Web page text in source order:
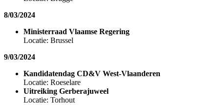
8/03/2024
Ministerraad Vlaamse Regering
Locatie: Brussel
9/03/2024
Kandidatendag CD&V West-Vlaanderen
Locatie: Roeselare
Uitreiking Gerberajuweel
Locatie: Torhout